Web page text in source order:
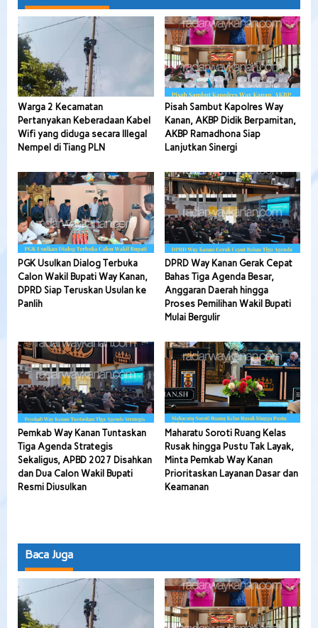
Warga 2 Kecamatan
Pertanyakan Keberadaan Kabel
Wifi yang diduga secara Illegal
Nempel di Tiang PLN
Pisah Sambut Kapolres Way
Kanan, AKBP Didik Berpamitan,
AKBP Ramadhona Siap
Lanjutkan Sinergi
PGK Usulkan Dialog Terbuka
Calon Wakil Bupati Way Kanan,
DPRD Siap Teruskan Usulan ke
Panlih
DPRD Way Kanan Gerak Cepat
Bahas Tiga Agenda Besar,
Anggaran Daerah hingga
Proses Pemilihan Wakil Bupati
Mulai Bergulir
Pemkab Way Kanan Tuntaskan
Tiga Agenda Strategis
Sekaligus, APBD 2027 Disahkan
dan Dua Calon Wakil Bupati
Resmi Diusulkan
Maharatu Soroti Ruang Kelas
Rusak hingga Pustu Tak Layak,
Minta Pemkab Way Kanan
Prioritaskan Layanan Dasar dan
Keamanan
Baca Juga